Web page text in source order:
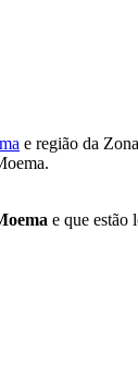
e região da
e que estão